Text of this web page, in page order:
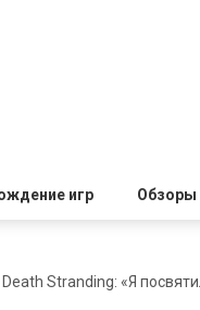
игр Обзоры
Stranding: «Я